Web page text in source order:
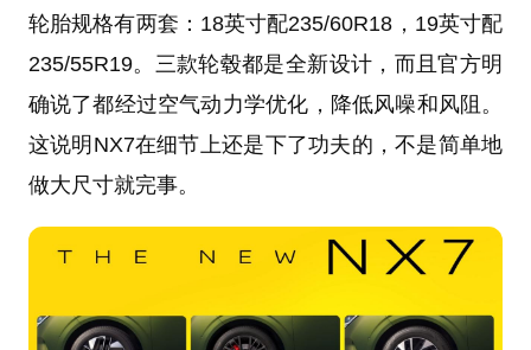
轮胎规格有两套：18英寸配235/60R18，19英寸配
235/55R19。三款轮毂都是全新设计，而且官方明
确说了都经过空气动力学优化，降低风噪和风阻。
这说明NX7在细节上还是下了功夫的，不是简单地
做大尺寸就完事。